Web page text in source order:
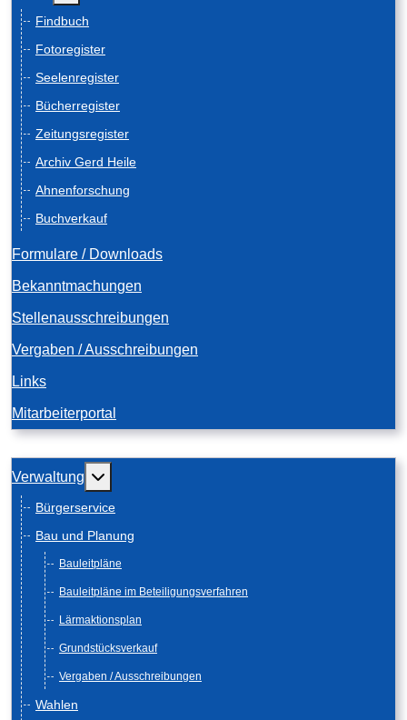
Findbuch
Fotoregister
Seelenregister
Bücherregister
Zeitungsregister
Archiv Gerd Heile
Ahnenforschung
Buchverkauf
Formulare / Downloads
Bekanntmachungen
Stellenausschreibungen
Vergaben / Ausschreibungen
Links
Mitarbeiterportal
Verwaltung Weitere Informationen: Verwaltung
Bürgerservice
Bau und Planung
Bauleitpläne
Bauleitpläne im Beteiligungsverfahren
Lärmaktionsplan
Grundstücksverkauf
Vergaben / Ausschreibungen
Wahlen